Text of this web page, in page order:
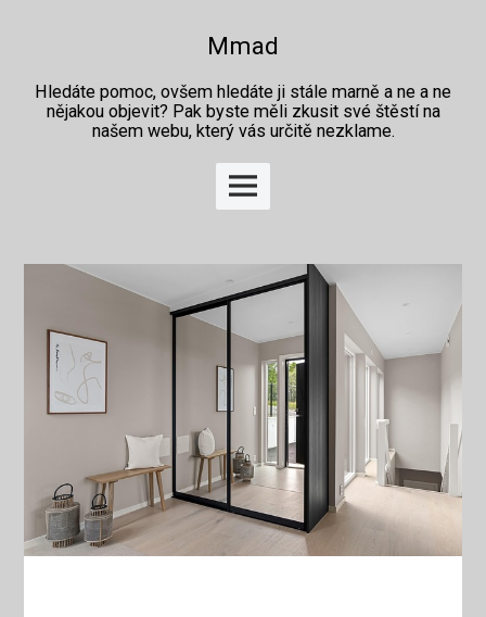
Mmad
Hledáte pomoc, ovšem hledáte ji stále marně a ne a ne
nějakou objevit? Pak byste měli zkusit své štěstí na
našem webu, který vás určitě nezklame.
Main
Menu